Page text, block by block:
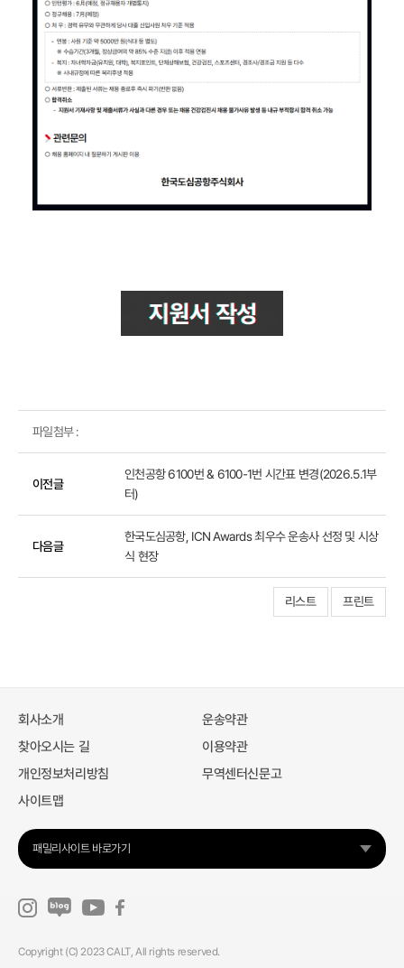
파일첨부 :
이전글
인천공항 6100번 & 6100-1번 시간표 변경(2026.5.1부
터)
다음글
한국도심공항, ICN Awards 최우수 운송사 선정 및 시상
식 현장
리스트 프린트
회사소개
운송약관
찾아오시는 길
이용약관
개인정보처리방침
무역센터신문고
사이트맵
패밀리사이트 바로가기
Copyright (C) 2023 CALT, All rights reserved.